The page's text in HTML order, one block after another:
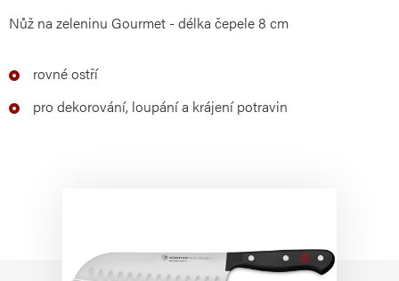
Nůž na zeleninu Gourmet - délka čepele 8 cm
rovné ostří
pro dekorování, loupání a krájení potravin